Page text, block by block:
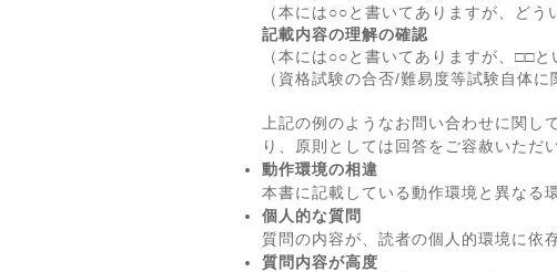
（本には○○と書いてありますが、どう
記載内容の理解の確認
（本には○○と書いてありますが、□□
（資格試験の合否/難易度等試験自体に
上記の例のようなお問い合わせに関
り、原則としては回答をご容赦いただ
動作環境の相違
本書に記載している動作環境と異なる
個人的な質問
質問の内容が、読者の個人的環境に依
質問内容が高度